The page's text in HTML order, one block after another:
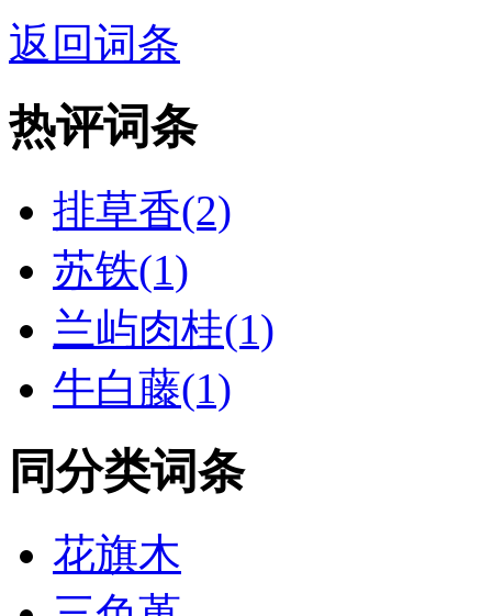
返回词条
热评词条
排草香(2)
苏铁(1)
兰屿肉桂(1)
牛白藤(1)
同分类词条
花旗木